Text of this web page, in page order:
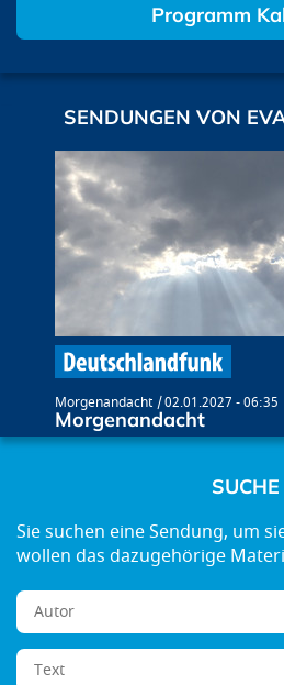
Programm
SENDUNGEN VON
Morgenandacht 02.01.2027 - 06:35
Morgenandacht
SUCHE